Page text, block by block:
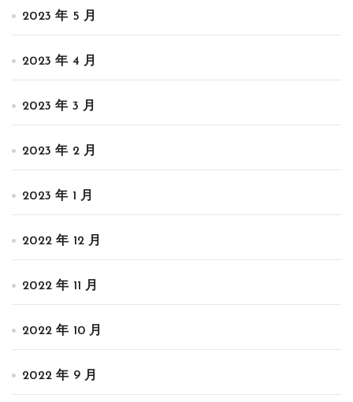
2023 年 5 月
2023 年 4 月
2023 年 3 月
2023 年 2 月
2023 年 1 月
2022 年 12 月
2022 年 11 月
2022 年 10 月
2022 年 9 月